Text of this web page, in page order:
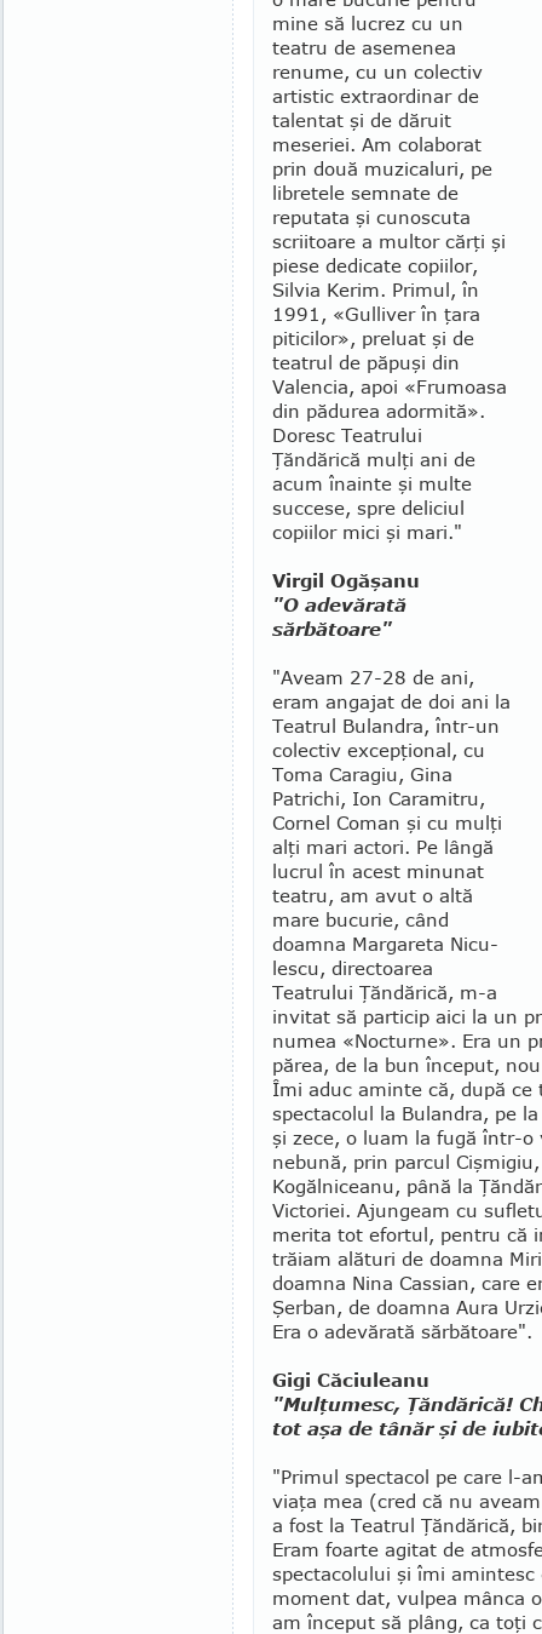
mine să lucrez cu un
teatru de aseme­nea
renume, cu un colectiv
artistic extraordinar de
talentat şi de dăruit
meseriei. Am colaborat
prin două muzi­ca­luri, pe
libretele semnate de
repu­tata şi cu­noscuta
scriitoare a multor cărţi şi
piese dedicate co­piilor,
Silvia Kerim. Primul, în
1991, «Gulliver în ţara
piticilor», preluat şi de
teatrul de păpuşi din
Valencia, apoi «Frumoasa
din pădurea adormită».
Doresc Teatrului
Ţăndărică mulţi ani de
acum înainte şi multe
succese, spre deliciul
copiilor mici şi mari."
Virgil Ogăşanu
"O adevărată
sărbătoare"
"Aveam 27-28 de ani,
eram angajat de doi ani la
Tea­trul Bulandra, într-un
colectiv excepţional, cu
To­ma Caragiu, Gina
Patrichi, Ion Cara­mi­tru,
Cornel Coman şi cu mulţi
alţi mari actori. Pe lângă
lucrul în acest mi­nunat
teatru, am avut o altă
mare bucu­rie, când
doamna Margareta Ni­cu­
lescu, directoarea
Teatrului Ţăndă­ri­că, m-a
invitat să particip aici la un
numea «Nocturne». Era un
părea, de la bun început,
Îmi aduc aminte că, după ce
spectacolul la Bulandra, pe
şi zece, o luam la fugă într-o
nebună, prin parcul
Kogălniceanu, până la
Victoriei. Ajungeam cu
me­rita tot efortul, pentru că
trăiam alături de doamna
doamna Nina Cassian, care
Şerban, de doam­na Aura
Era o adevărată sărbătoare".
Gigi Căciuleanu
"Mulţumesc, Ţăndărică!
tot aşa de tânăr şi de
"Primul spectacol pe care l-
viaţa mea (cred că nu
a fost la Teatrul Ţăn­dărică,
Eram foarte agitat de
spectacolului şi îmi amintesc
moment dat, vulpea mânca
am început să plâng, ca toţi